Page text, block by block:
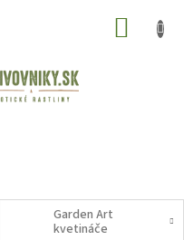
Garden Art
kvetináče